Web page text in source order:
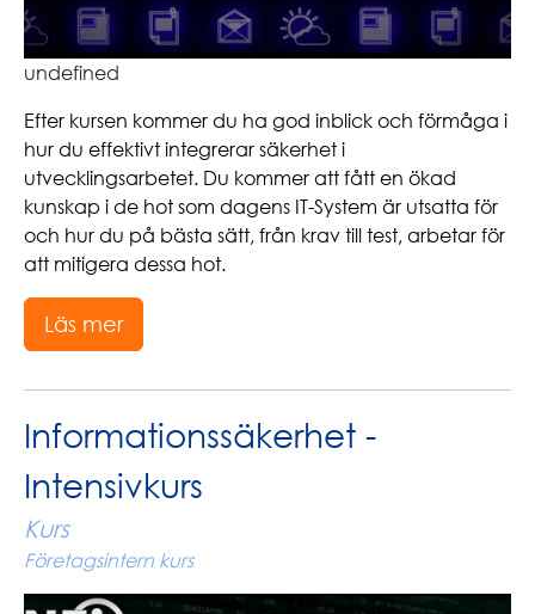
undefined
Efter kursen kommer du ha god inblick och förmåga i
hur du effektivt integrerar säkerhet i
utvecklingsarbetet. Du kommer att fått en ökad
kunskap i de hot som dagens IT-System är utsatta för
och hur du på bästa sätt, från krav till test, arbetar för
att mitigera dessa hot.
Läs mer
Informationssäkerhet -
Intensivkurs
Kurs
Företagsintern kurs